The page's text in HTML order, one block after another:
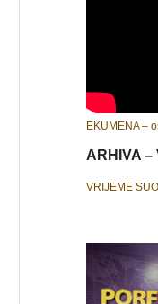
EKUMENA –
ARHIVA –
VRIJEME